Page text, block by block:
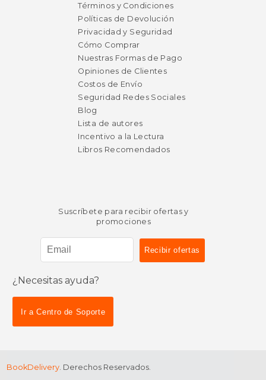
Términos y Condiciones
Políticas de Devolución
Privacidad y Seguridad
Cómo Comprar
Nuestras Formas de Pago
Opiniones de Clientes
Costos de Envío
Seguridad Redes Sociales
Blog
Lista de autores
Incentivo a la Lectura
Libros Recomendados
Suscríbete para recibir ofertas y
promociones
¿Necesitas ayuda?
Ir a Centro de Soporte
BookDelivery. Derechos Reservados.